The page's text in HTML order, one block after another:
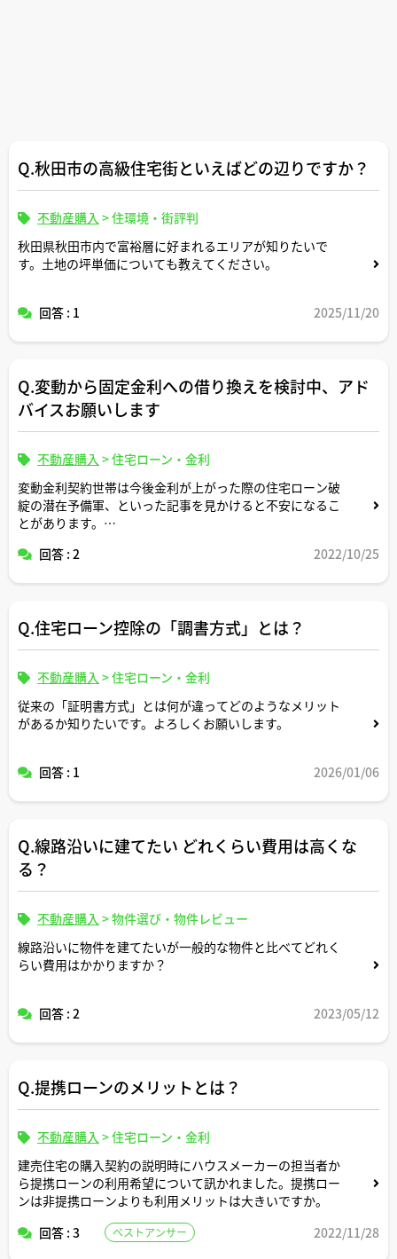
Q.秋田市の高級住宅街といえばどの辺りですか？
不動産購入 >住環境・街評判
秋田県秋田市内で富裕層に好まれるエリアが知りたいで
す。土地の坪単価についても教えてください。
回答 : 1 2025/11/20
Q.変動から固定金利への借り換えを検討中、アド
バイスお願いします
不動産購入 >住宅ローン・金利
変動金利契約世帯は今後金利が上がった際の住宅ローン破
綻の潜在予備軍、といった記事を見かけると不安になるこ
とがあります。
62a5ff7d576f9676b80848
あれば借り換えておいた方がリスクヘッジになっていいか
もと家内と話し始めています。
そのような動機での借り換えをする人は最近増えています
か？借り換えにあたり何かアドバイスをいただければと思
います。よろしくお願いします。
回答 : 2 2022/10/25
Q.住宅ローン控除の「調書方式」とは？
不動産購入 >住宅ローン・金利
従来の「証明書方式」とは何が違ってどのようなメリット
があるか知りたいです。よろしくお願いします。
回答 : 1 2026/01/06
Q.線路沿いに建てたい どれくらい費用は高くな
る？
不動産購入 >物件選び・物件レビュー
線路沿いに物件を建てたいが一般的な物件と比べてどれく
らい費用はかかりますか？
回答 : 2 2023/05/12
Q.提携ローンのメリットとは？
不動産購入 >住宅ローン・金利
建売住宅の購入契約の説明時にハウスメーカーの担当者か
ら提携ローンの利用希望について訊かれました。提携ロー
ンは非提携ローンよりも利用メリットは大きいですか。
回答 : 3
ベストアンサー 2022/11/28